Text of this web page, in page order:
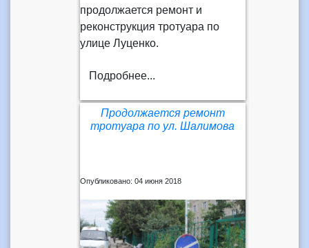
продолжается ремонт и
реконструкция тротуара по
улице Луценко.
Подробнее...
Продолжается ремонт
тротуара по ул. Шалимова
Опубликовано: 04 июня 2018